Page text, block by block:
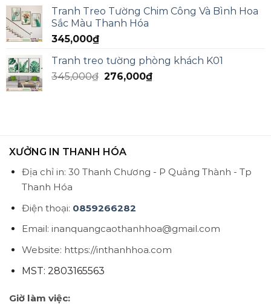
Tranh Treo Tường Chim Công Và Bình Hoa
Sắc Màu Thanh Hóa
345,000₫
Tranh treo tường phòng khách K01
345,000₫ 276,000₫
XƯỞNG IN THANH HÓA
Địa chỉ in: 30 Thanh Chương - P Quảng Thành - Tp
Thanh Hóa
Điện thoại: 0859266282
Email: inanquangcaothanhhoa@gmail.com
Website: https://inthanhhoa.com
MST: 2803165563
Giờ làm việc: